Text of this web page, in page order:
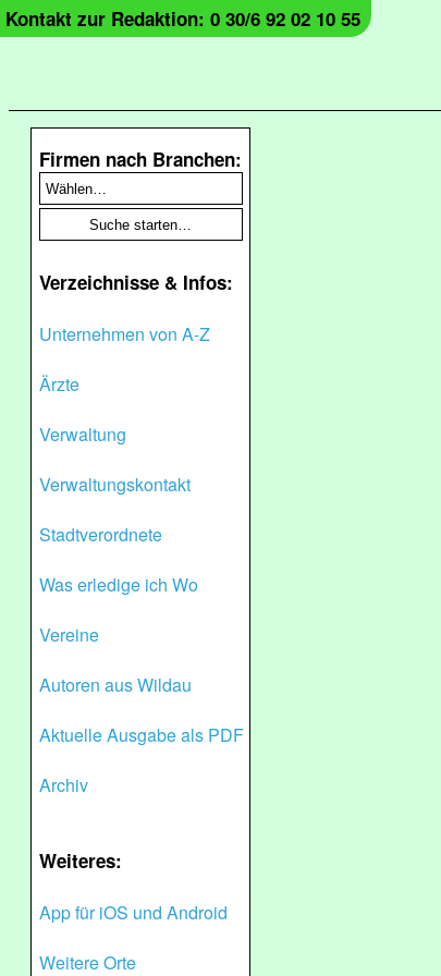
Kontakt zur Redaktion: 0 30/6 92 02 10 55
Firmen nach Branchen:
Verzeichnisse & Infos:
Unternehmen von A-Z
Ärzte
Verwaltung
Verwaltungskontakt
Stadtverordnete
Was erledige ich Wo
Vereine
Autoren aus Wildau
Aktuelle Ausgabe als PDF
Archiv
Weiteres:
App für iOS und Android
Weitere Orte